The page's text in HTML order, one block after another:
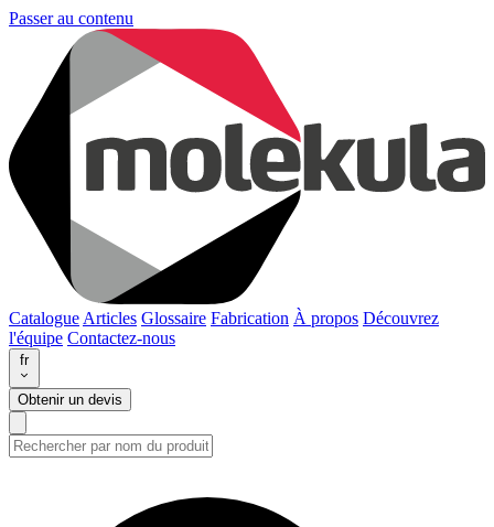
Passer au contenu
Catalogue Articles Glossaire Fabrication À propos Découvrez
l'équipe Contactez-nous
fr
Obtenir un devis